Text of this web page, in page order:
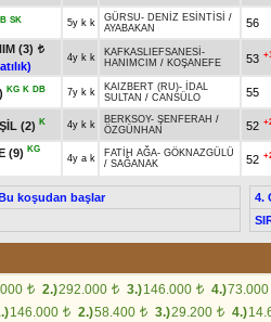
SK 5y k k GÜRSU- DENİZ ESİNTİSİ /
AYABAKAN
56
(3) t
4y k k KAFKASLIEFSANESİ -
HANIMCIM / KOŞANEFE 53
KG K DB 7y k k KAIZBERT (RU)-
İDAL
SULTAN / CANSÜLO 55
(2) K 4y k k BERKSOY- ŞENFERAH /
ÖZGÜNHAN
52
(9) KG
4y a k FATİH AĞA- GÖKNAZGÜLÜ
/ SAĞANAK 52
koşudan başlar 4.
t 2.)292.000 t 3.)146.000 t 4.)73.000
146.000 t 2.)58.400 t 3.)29.200 t 4.)